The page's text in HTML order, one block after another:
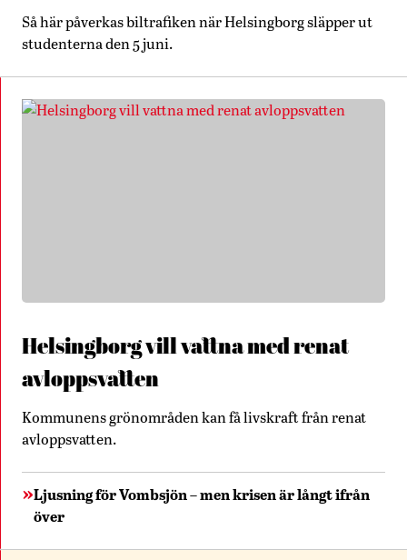
Så här påverkas biltrafiken när Helsingborg släpper ut
studenterna den 5 juni.
Helsingborg vill vattna med renat
avloppsvatten
Kommunens grönområden kan få livskraft från renat
avloppsvatten.
Ljusning för Vombsjön – men krisen är långt ifrån
över